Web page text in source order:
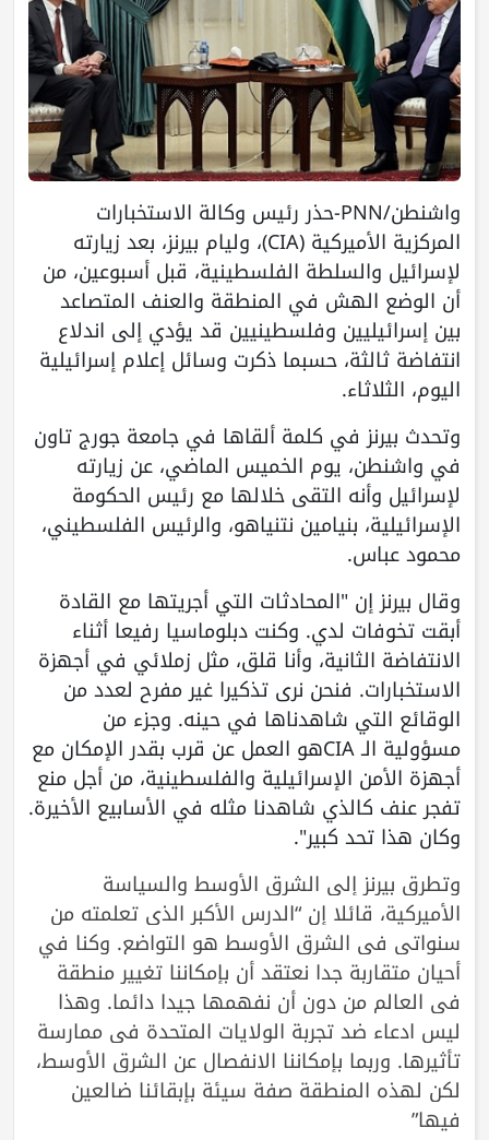
واشنطن/PNN-حذر رئيس وكالة الاستخبارات
المركزية الأميركية (CIA)، وليام بيرنز، بعد زيارته
لإسرائيل والسلطة الفلسطينية، قبل أسبوعين، من
أن الوضع الهش في المنطقة والعنف المتصاعد
بين إسرائيليين وفلسطينيين قد يؤدي إلى اندلاع
انتفاضة ثالثة، حسبما ذكرت وسائل إعلام إسرائيلية
اليوم، الثلاثاء.
وتحدث بيرنز في كلمة ألقاها في جامعة جورج تاون
في واشنطن، يوم الخميس الماضي، عن زيارته
لإسرائيل وأنه التقى خلالها مع رئيس الحكومة
الإسرائيلية، بنيامين نتنياهو، والرئيس الفلسطيني،
محمود عباس.
وقال بيرنز إن "المحادثات التي أجريتها مع القادة
أبقت تخوفات لدي. وكنت دبلوماسيا رفيعا أثناء
الانتفاضة الثانية، وأنا قلق، مثل زملائي في أجهزة
الاستخبارات. فنحن نرى تذكيرا غير مفرح لعدد من
الوقائع التي شاهدناها في حينه. وجزء من
مسؤولية الـ CIAهو العمل عن قرب بقدر الإمكان مع
أجهزة الأمن الإسرائيلية والفلسطينية، من أجل منع
تفجر عنف كالذي شاهدنا مثله في الأسابيع الأخيرة.
وكان هذا تحد كبير".
وتطرق بيرنز إلى الشرق الأوسط والسياسة
الأميركية، قائلا إن “الدرس الأكبر الذي تعلمته من
سنواتي في الشرق الأوسط هو التواضع. وكنا في
أحيان متقاربة جدا نعتقد أن بإمكاننا تغيير منطقة
في العالم من دون أن نفهمها جيدا دائما. وهذا
ليس ادعاء ضد تجربة الولايات المتحدة في ممارسة
تأثيرها. وربما بإمكاننا الانفصال عن الشرق الأوسط،
لكن لهذه المنطقة صفة سيئة بإبقائنا ضالعين
فيها”